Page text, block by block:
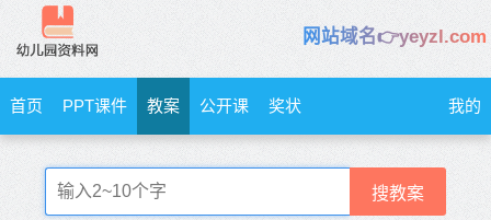
网站域名👉yeyzl.com
首页 PPT课件 教案 公开课 奖状 我的
搜教案